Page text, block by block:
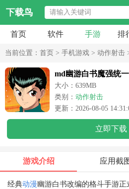
下载鸟
首页 软件 手游 排
当前位置： 首页 > 手机游戏 > 动作射击
md幽游白书魔强统
大小：639MB
类别： 动作射击
更新：2026-08-05
立即下载
游戏介绍 应用截
经典动漫幽游白书改编的格斗手游